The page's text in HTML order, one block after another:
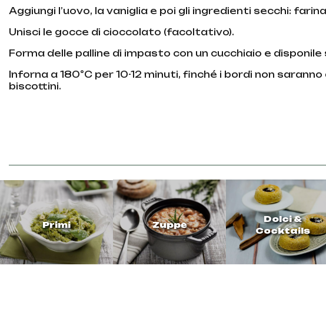
Aggiungi l’uovo, la vaniglia e poi gli ingredienti secchi:
Unisci le gocce di cioccolato (facoltativo).
Forma delle palline di impasto con un cucchiaio e disponile
Inforna a 180°C per 10-12 minuti, finché i bordi non
biscottini.
Primi Zuppe
Dolci &
Cocktails